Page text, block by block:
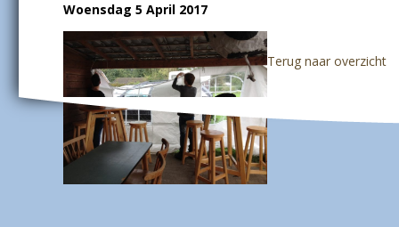
Woensdag 5 April 2017
Terug naar overzicht